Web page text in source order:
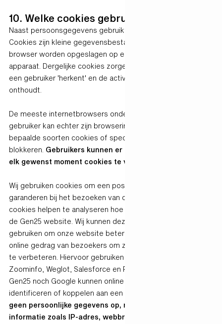
10. Welke cookies gebruiken wij?
Naast persoonsgegevens gebruikt Gen25 ook 'cookies'.
Cookies zijn kleine gegevensbestanden die door uw
browser worden opgeslagen op een computer of mobiel
apparaat. Dergelijke cookies zorgen ervoor dat een website
een gebruiker 'herkent' en de activiteiten of voorkeuren
onthoudt.
De meeste internetbrowsers ondersteunen cookies. Een
gebruiker kan echter zijn browserinstellingen aanpassen om
bepaalde soorten cookies of specifieke cookies te
blokkeren. Gebruikers kunnen er ook voor kiezen om op
elk gewenst moment cookies te verwijderen
Wij gebruiken cookies om een positieve ervaring te
garanderen bij het bezoeken van de Gen25 website. Deze
cookies helpen te analyseren hoe bezoekers omgaan met
de Gen25 website. Wij kunnen deze informatie vervolgens
gebruiken om onze website beter af te stemmen op het
online gedrag van bezoekers om zo de gebruikerservaring
te verbeteren. Hiervoor gebruiken we Google Analytics,
Zoominfo, Weglot, Salesforce en Pardot first-party cookies.
Gen25 noch Google kunnen online activiteiten persoonlijk
identificeren of koppelen aan een identiteit.
geen persoonlijke gegevens op, maar registreren
informatie zoals IP-adres, webbrowser en